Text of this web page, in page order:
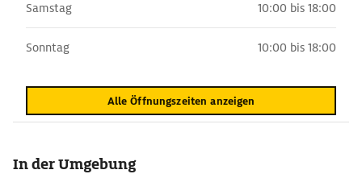
Samstag 10:00 bis 18:00
Sonntag 10:00 bis 18:00
Alle Öffnungszeiten anzeigen
In der Umgebung